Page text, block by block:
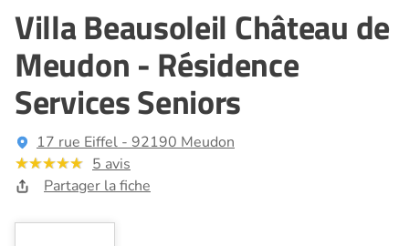
Villa Beausoleil Château de
Meudon - Résidence
Services Seniors
17 rue Eiffel - 92190 Meudon
5 avis
Partager la fiche